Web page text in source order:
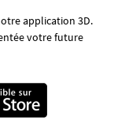
application 3D.
votre future